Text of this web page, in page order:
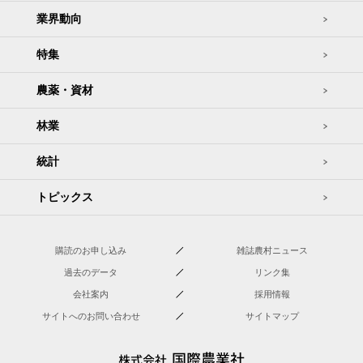
業界動向
特集
農薬・資材
林業
統計
トピックス
購読のお申し込み 雑誌農村ニュース
過去のデータ リンク集
会社案内 採用情報
サイトへのお問い合わせ サイトマップ